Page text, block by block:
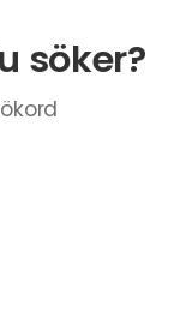
söker?